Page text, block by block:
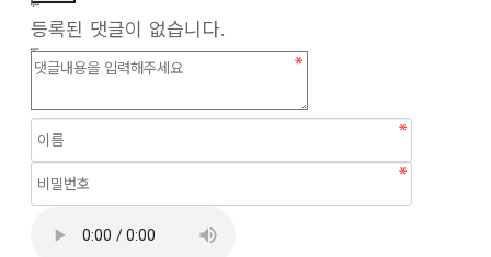
댓글목록
등록된 댓글이 없습니다.
댓글쓰기